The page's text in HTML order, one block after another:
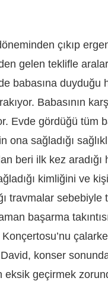
çıkıp
gelen teklifle
babasına duyduğu
Babasının
Evde gördüğü tüm
ona sağladığı
beri ilk kez
kimliğini ve
travmalar sebebiyle
başarma
konser
eksik geçirmek